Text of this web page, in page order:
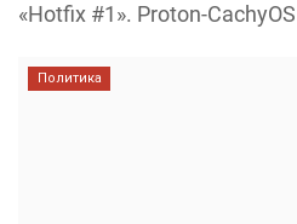
«Hotfix #1». Proton-
Политика